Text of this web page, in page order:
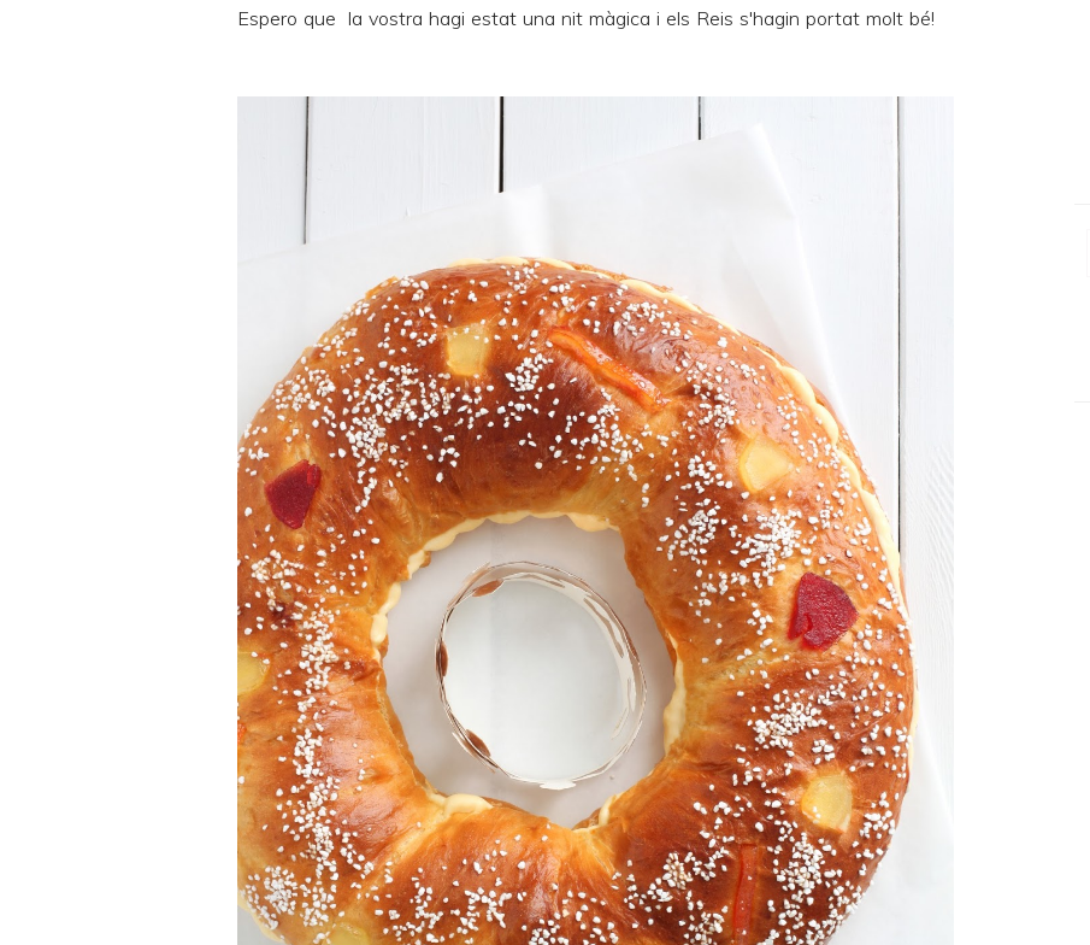
Espero que la vostra hagi estat una nit màgica i els Reis s'hagin portat molt bé!